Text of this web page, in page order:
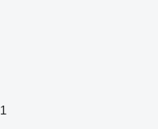
1